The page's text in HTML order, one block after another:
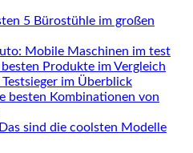
5 Bürostühle im großen
Mobile Maschinen im test
Produkte im Vergleich
im Überblick
besten Kombinationen von
sind die coolsten Modelle